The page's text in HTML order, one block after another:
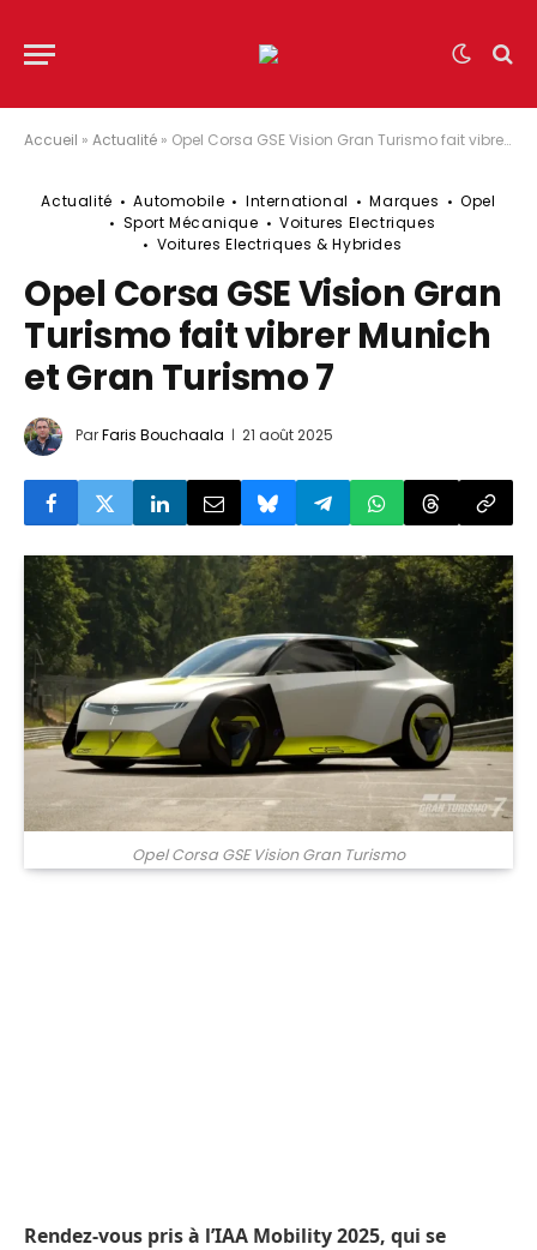
Accueil » Actualité » Opel Corsa GSE Vision Gran Turismo fait vibrer Munich et Gran Turismo 7
Actualité Automobile International Marques
Opel
Sport Mécanique
Voitures Electriques
Voitures Electriques & Hybrides
Opel Corsa GSE Vision Gran
Turismo fait vibrer Munich
et Gran Turismo 7
ParFaris Bouchaala 21 août 2025
Opel Corsa GSE Vision Gran Turismo
Rendez-vous pris à l’IAA Mobility 2025, qui se